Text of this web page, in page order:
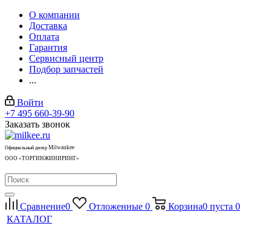
О компании
Доставка
Оплата
Гарантия
Сервисный центр
Подбор запчастей
...
Войти
+7 495 660-39-90
Заказать звонок
Официальный дилер Milwaukee
ООО «ТОРГИНЖИНИРИНГ»
Сравнение0 Отложенные 0 Корзина0 пуста 0
КАТАЛОГ